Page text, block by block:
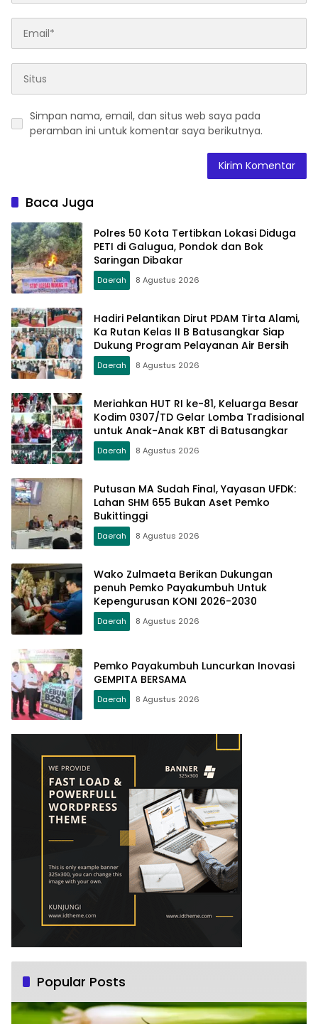
Simpan nama, email, dan situs web saya pada
peramban ini untuk komentar saya berikutnya.
Baca Juga
Polres 50 Kota Tertibkan Lokasi Diduga
PETI di Galugua, Pondok dan Bok
Saringan Dibakar
Daerah 8 Agustus 2026
Hadiri Pelantikan Dirut PDAM Tirta Alami,
Ka Rutan Kelas II B Batusangkar Siap
Dukung Program Pelayanan Air Bersih
Daerah 8 Agustus 2026
Meriahkan HUT RI ke-81, Keluarga Besar
Kodim 0307/TD Gelar Lomba Tradisional
untuk Anak-Anak KBT di Batusangkar
Daerah 8 Agustus 2026
Putusan MA Sudah Final, Yayasan UFDK:
Lahan SHM 655 Bukan Aset Pemko
Bukittinggi
Daerah 8 Agustus 2026
Wako Zulmaeta Berikan Dukungan
penuh Pemko Payakumbuh Untuk
Kepengurusan KONI 2026-2030
Daerah 8 Agustus 2026
Pemko Payakumbuh Luncurkan Inovasi
GEMPITA BERSAMA
Daerah 8 Agustus 2026
Popular Posts